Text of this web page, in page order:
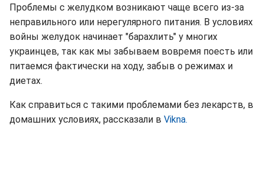
Проблемы с желудком возникают чаще всего из-за
неправильного или нерегулярного питания. В условиях
войны желудок начинает "барахлить" у многих
украинцев, так как мы забываем вовремя поесть или
питаемся фактически на ходу, забыв о режимах и
диетах.
Как справиться с такими проблемами без лекарств, в
домашних условиях, рассказали в Vikna.